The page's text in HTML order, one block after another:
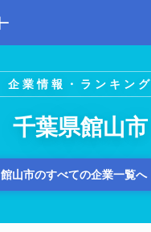
企業情報・ランキング
千葉県館山市
館山市のすべての企業一覧へ